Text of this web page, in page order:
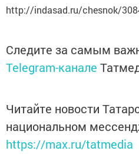
http://indasad.ru/chesnok/
Следите за самым
Telegram-канале
Читайте новости
национальном
https://max.ru/tatmedia